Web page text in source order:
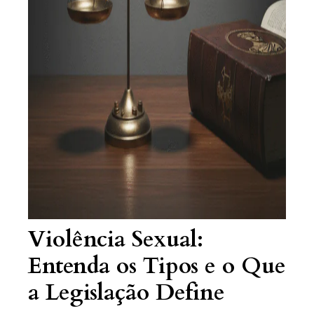
Violência Sexual:
Entenda os Tipos e o Que
a Legislação Define